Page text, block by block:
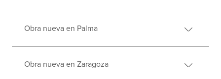
Obra nueva en Palma
Obra nueva en Zaragoza